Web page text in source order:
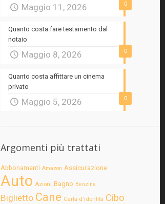
0
Maggio 11, 2026
0
Quanto costa fare testamento dal
notaio
Maggio 8, 2026
0
Quanto costa affittare un cinema
privato
Maggio 5, 2026
Argomenti più trattati
Abbonamenti Amazon Assicurazione
Auto Azioni Bagno Benzina
Biglietto Cane Carta d'identità Cibo